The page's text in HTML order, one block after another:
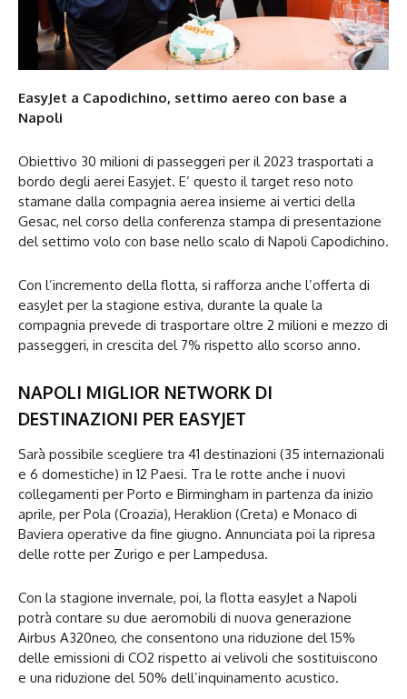
EasyJet a Capodichino, settimo aereo con base a
Napoli
Obiettivo 30 milioni di passeggeri per il 2023 trasportati a
bordo degli aerei Easyjet. E’ questo il target reso noto
stamane dalla compagnia aerea insieme ai vertici della
Gesac, nel corso della conferenza stampa di presentazione
del settimo volo con base nello scalo di Napoli Capodichino.
Con l’incremento della flotta, si rafforza anche l’offerta di
easyJet per la stagione estiva, durante la quale la
compagnia prevede di trasportare oltre 2 milioni e mezzo di
passeggeri, in crescita del 7% rispetto allo scorso anno.
NAPOLI MIGLIOR NETWORK DI
DESTINAZIONI PER EASYJET
Sarà possibile scegliere tra 41 destinazioni (35 internazionali
e 6 domestiche) in 12 Paesi. Tra le rotte anche i nuovi
collegamenti per Porto e Birmingham in partenza da inizio
aprile, per Pola (Croazia), Heraklion (Creta) e Monaco di
Baviera operative da fine giugno. Annunciata poi la ripresa
delle rotte per Zurigo e per Lampedusa.
Con la stagione invernale, poi, la flotta easyJet a Napoli
potrà contare su due aeromobili di nuova generazione
Airbus A320neo, che consentono una riduzione del 15%
delle emissioni di CO2 rispetto ai velivoli che sostituiscono
e una riduzione del 50% dell’inquinamento acustico.